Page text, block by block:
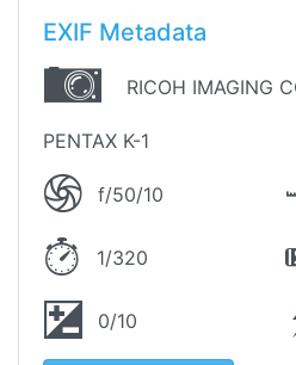
EXIF Metadata
RICOH IMAGING
PENTAX K-1
f/50/10
1/320
0/10